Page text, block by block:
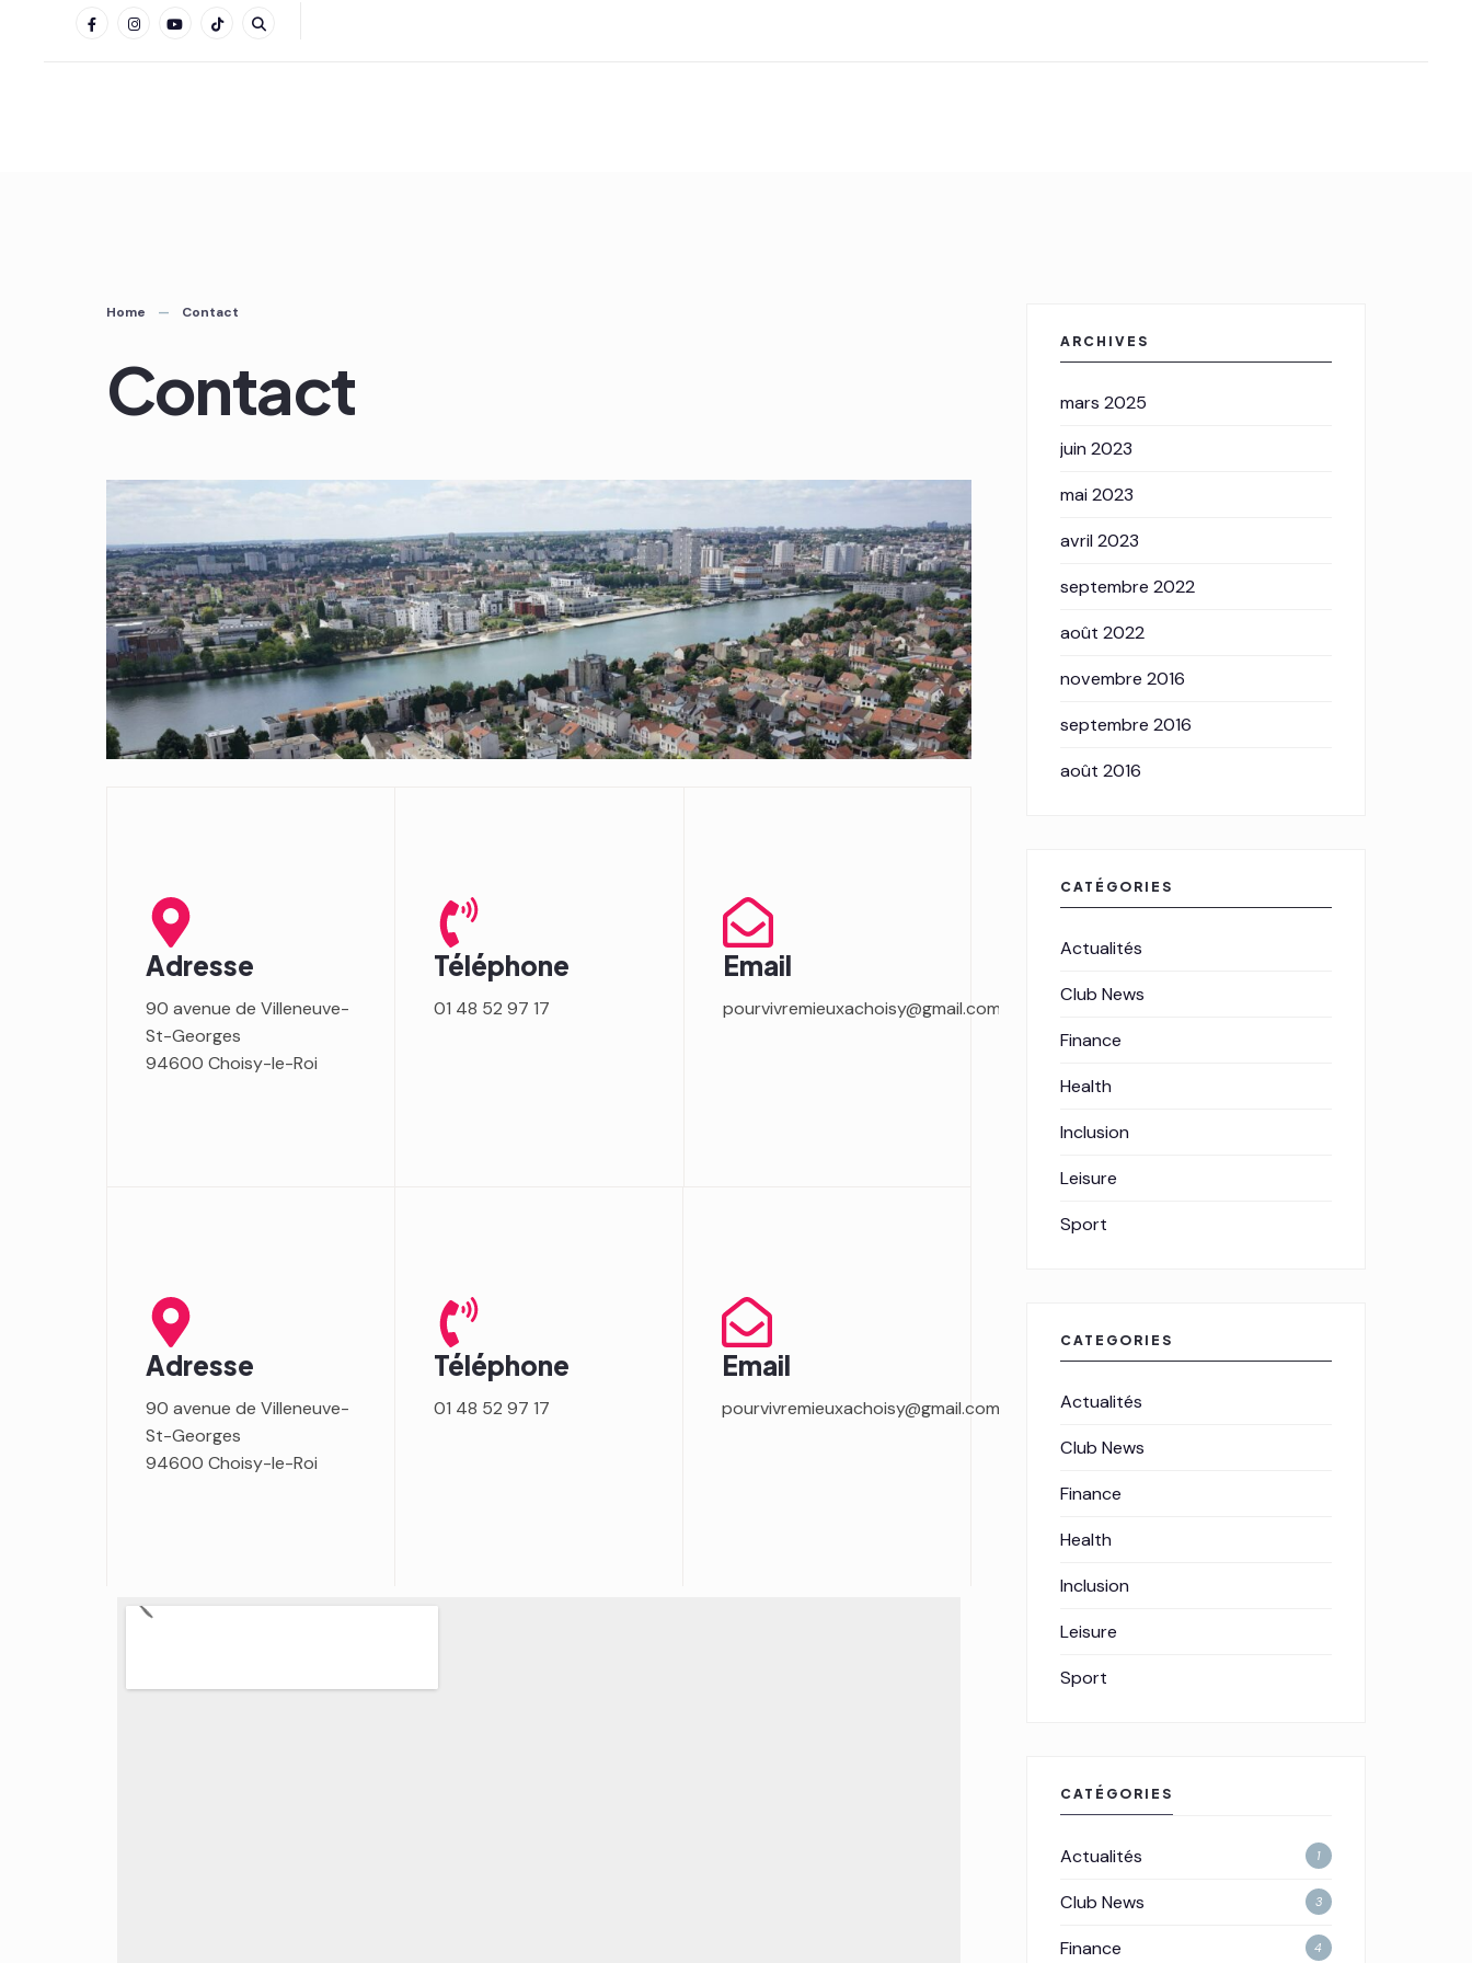
Home Contact
Contact
Adresse
90 avenue de Villeneuve-
St-Georges
94600 Choisy-le-Roi
Téléphone
01 48 52 97 17
Email
pourvivremieuxachoisy@gmail.com
Adresse
90 avenue de Villeneuve-
St-Georges
94600 Choisy-le-Roi
Téléphone
01 48 52 97 17
Email
pourvivremieuxachoisy@gmail.com
ARCHIVES
mars 2025
juin 2023
mai 2023
avril 2023
septembre 2022
août 2022
novembre 2016
septembre 2016
août 2016
CATÉGORIES
Actualités
Club News
Finance
Health
Inclusion
Leisure
Sport
CATEGORIES
Actualités
Club News
Finance
Health
Inclusion
Leisure
Sport
CATÉGORIES
Actualités 1
Club News 3
Finance 4